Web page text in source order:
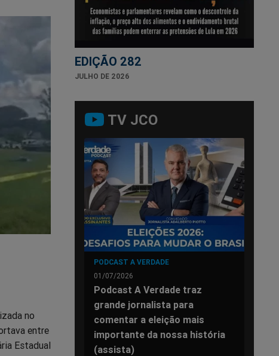
no
entre
Estadual
EDIÇÃO 282
JULHO DE 2026
TV JCO
PODCAST A VERDADE
01/07/2026
Podcast A Verdade traz
grande jornalista para
comentar a eleição mais
importante da nossa história
(assista)